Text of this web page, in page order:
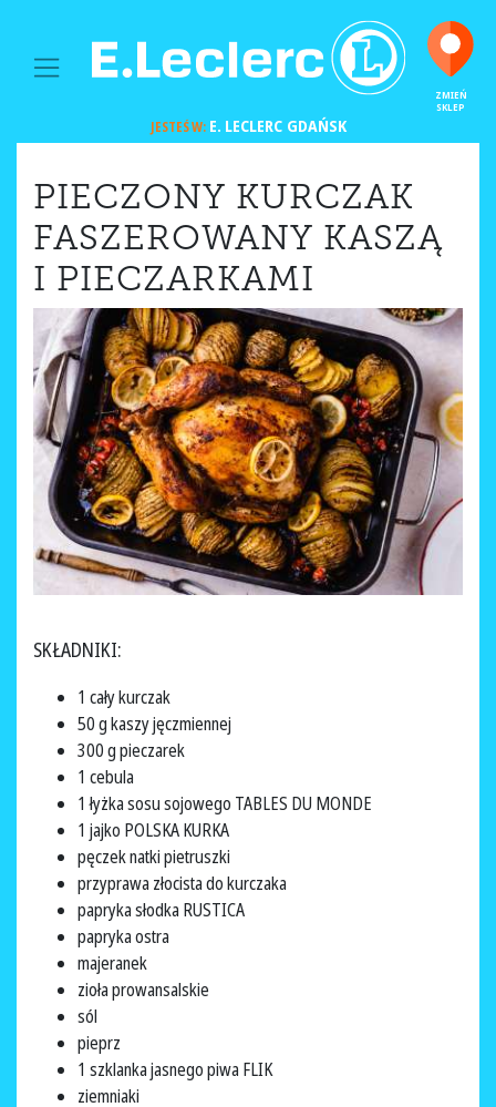
MAIN NAVIGATION
ZMIEŃ
SKLEP
JESTEŚ W:E. LECLERC GDAŃSK
PIECZONY KURCZAK
FASZEROWANY KASZĄ
I PIECZARKAMI
SKŁADNIKI:
1 cały kurczak
50 g kaszy jęczmiennej
300 g pieczarek
1 cebula
1 łyżka sosu sojowego TABLES DU MONDE
1 jajko POLSKA KURKA
pęczek natki pietruszki
przyprawa złocista do kurczaka
papryka słodka RUSTICA
papryka ostra
majeranek
zioła prowansalskie
sól
pieprz
1 szklanka jasnego piwa FLIK
ziemniaki